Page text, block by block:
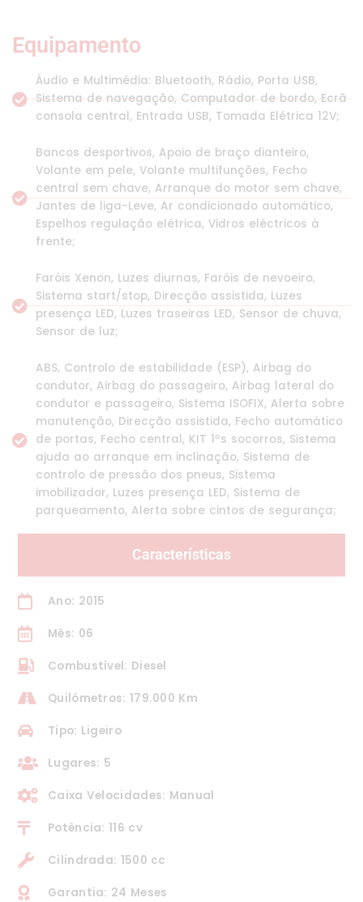
Equipamento
Áudio e Multimédia: Bluetooth, Rádio, Porta USB,
Sistema de navegação, Computador de bordo, Ecrã
consola central, Entrada USB, Tomada Elétrica 12V;
Bancos desportivos, Apoio de braço dianteiro,
Volante em pele, Volante multifunções, Fecho
central sem chave, Arranque do motor sem chave,
Jantes de liga-Leve, Ar condicionado automático,
Espelhos regulação elétrica, Vidros eléctricos à
frente;
Faróis Xenon, Luzes diurnas, Faróis de nevoeiro,
Sistema start/stop, Direcção assistida, Luzes
presença LED, Luzes traseiras LED, Sensor de chuva,
Sensor de luz;
ABS, Controlo de estabilidade (ESP), Airbag do
condutor, Airbag do passageiro, Airbag lateral do
condutor e passageiro, Sistema ISOFIX, Alerta sobre
manutenção, Direcção assistida, Fecho automático
de portas, Fecho central, KIT 1ºs socorros, Sistema
ajuda ao arranque em inclinação, Sistema de
controlo de pressão dos pneus, Sistema
imobilizador, Luzes presença LED, Sistema de
parqueamento, Alerta sobre cintos de segurança;
Características
Ano: 2015
Mês: 06
Combustível: Diesel
Quilómetros: 179.000 Km
Tipo: Ligeiro
Lugares: 5
Caixa Velocidades: Manual
Potência: 116 cv
Cilindrada: 1500 cc
Garantia: 24 Meses